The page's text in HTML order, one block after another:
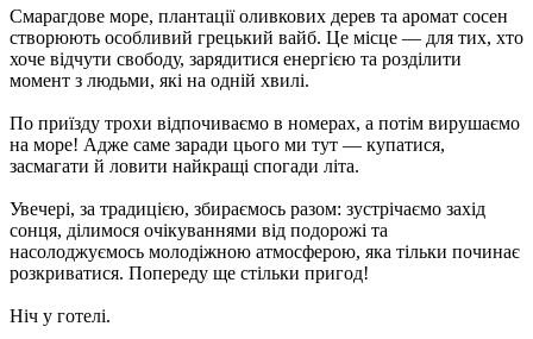
Смарагдове море, плантації оливкових дерев та аромат сосен
створюють особливий грецький вайб. Це місце — для тих, хто
хоче відчути свободу, зарядитися енергією та розділити
момент з людьми, які на одній хвилі.
По приїзду трохи відпочиваємо в номерах, а потім вирушаємо
на море! Адже саме заради цього ми тут — купатися,
засмагати й ловити найкращі спогади літа.
Увечері, за традицією, збираємось разом: зустрічаємо захід
сонця, ділимося очікуваннями від подорожі та
насолоджуємось молодіжною атмосферою, яка тільки починає
розкриватися. Попереду ще стільки пригод!
Ніч у готелі.